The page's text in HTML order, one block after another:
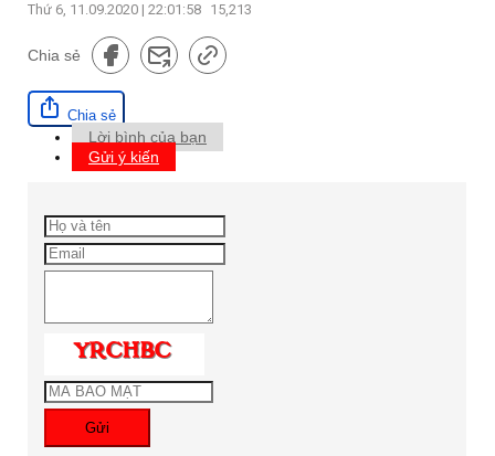
Thứ 6, 11.09.2020 | 22:01:58 15,213
Chia sẻ
Chia sẻ
Lời bình của bạn
Gửi ý kiến
Gửi